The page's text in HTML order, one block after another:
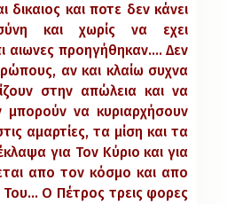
δικαιος και ποτε δεν κάνει
και χωρίς να εχει
αιωνες προηγήθηκαν…. Δεν
αν και κλαίω συχνα
στην απώλεια και να
μπορούν να κυριαρχήσουν
αμαρτίες, τα μίση και τα
για Τον Κύριο και για
απο τον κόσμο και απο
Του… Ο Πέτρος τρεις φορες